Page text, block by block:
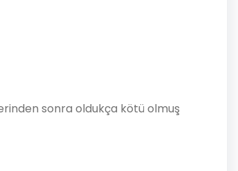
sonra oldukça kötü olmuş